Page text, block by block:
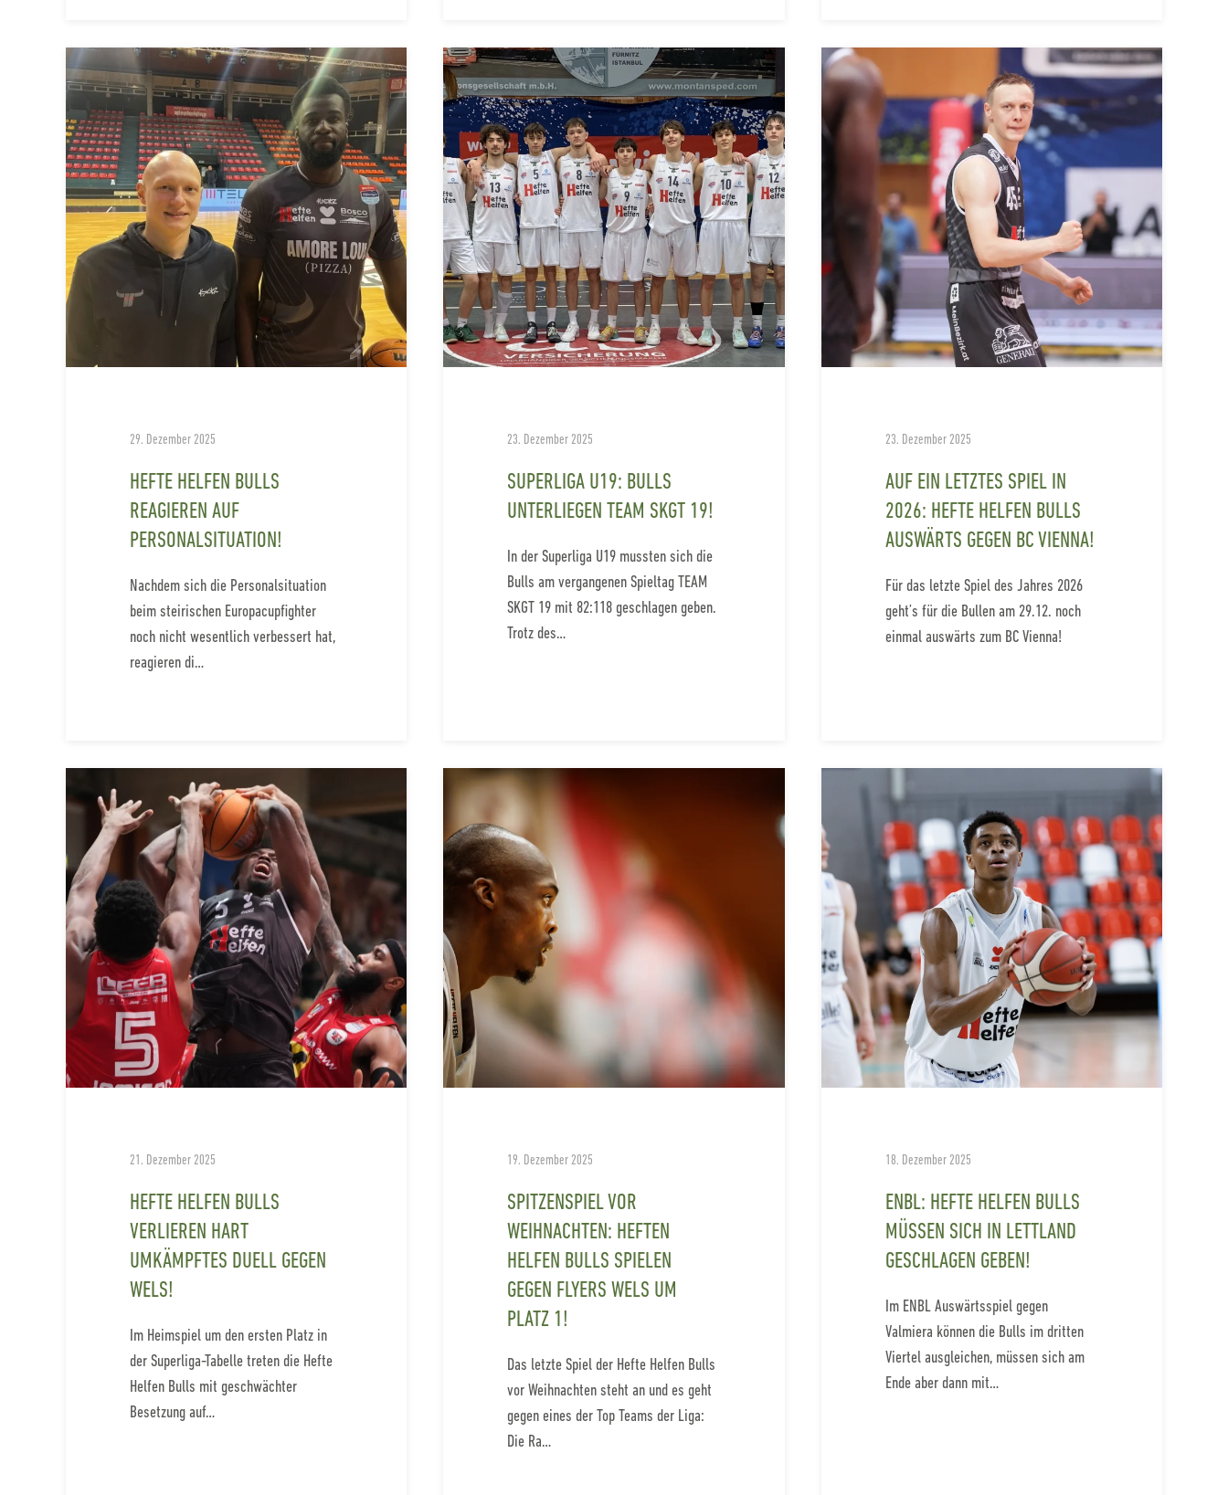
29. Dezember 2025
HEFTE HELFEN BULLS
REAGIEREN AUF
PERSONALSITUATION!
Nachdem sich die Personalsituation
beim steirischen Europacupfighter
noch nicht wesentlich verbessert hat,
reagieren di…
23. Dezember 2025
SUPERLIGA U19: BULLS
UNTERLIEGEN TEAM SKGT 19!
In der Superliga U19 mussten sich die
Bulls am vergangenen Spieltag TEAM
SKGT 19 mit 82:118 geschlagen geben.
Trotz des…
23. Dezember 2025
AUF EIN LETZTES SPIEL IN
2026: HEFTE HELFEN BULLS
AUSWÄRTS GEGEN BC VIENNA!
Für das letzte Spiel des Jahres 2026
geht’s für die Bullen am 29.12. noch
einmal auswärts zum BC Vienna!
21. Dezember 2025
HEFTE HELFEN BULLS
VERLIEREN HART
UMKÄMPFTES DUELL GEGEN
WELS!
Im Heimspiel um den ersten Platz in
der Superliga-Tabelle treten die Hefte
Helfen Bulls mit geschwächter
Besetzung auf…
19. Dezember 2025
SPITZENSPIEL VOR
WEIHNACHTEN: HEFTEN
HELFEN BULLS SPIELEN
GEGEN FLYERS WELS UM
PLATZ 1!
Das letzte Spiel der Hefte Helfen Bulls
vor Weihnachten steht an und es geht
gegen eines der Top Teams der Liga:
Die Ra…
18. Dezember 2025
ENBL: HEFTE HELFEN BULLS
MÜSSEN SICH IN LETTLAND
GESCHLAGEN GEBEN!
Im ENBL Auswärtsspiel gegen
Valmiera können die Bulls im dritten
Viertel ausgleichen, müssen sich am
Ende aber dann mit…